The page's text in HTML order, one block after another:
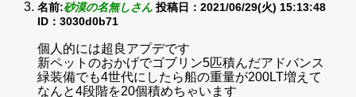
名前:砂漠の名無しさん 投稿日：2021/06/29(火) 15:13:48
ID：3030d0b71
個人的には超良アプデです
新ペットのおかげでゴブリン5匹積んだアドバンス
緑装備でも4世代にしたら船の重量が200LT増えて
なんと4段階を20個積めちゃいます